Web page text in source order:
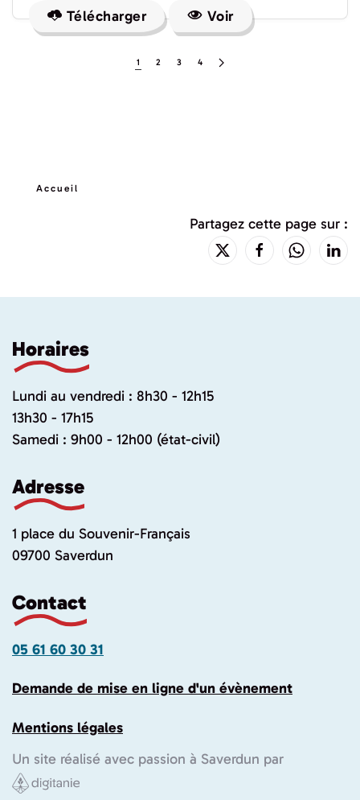
Télécharger Voir
1 2 3 4
Accueil
Partagez cette page sur :
Horaires
Lundi au vendredi : 8h30 - 12h15
13h30 - 17h15
Samedi : 9h00 - 12h00 (état-civil)
Adresse
1 place du Souvenir-Français
09700 Saverdun
Contact
05 61 60 30 31
Demande de mise en ligne d'un évènement
Mentions légales
Un site réalisé avec passion à Saverdun par